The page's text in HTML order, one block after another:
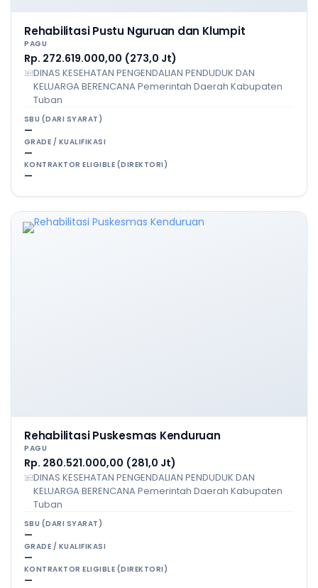
Rehabilitasi Pustu Nguruan dan Klumpit
PAGU
Rp. 272.619.000,00 (273,0 Jt)
DINAS KESEHATAN PENGENDALIAN PENDUDUK DAN
KELUARGA BERENCANA Pemerintah Daerah Kabupaten
Tuban
SBU (DARI SYARAT)
—
GRADE / KUALIFIKASI
—
KONTRAKTOR ELIGIBLE (DIREKTORI)
—
Rehabilitasi Puskesmas Kenduruan
PAGU
Rp. 280.521.000,00 (281,0 Jt)
DINAS KESEHATAN PENGENDALIAN PENDUDUK DAN
KELUARGA BERENCANA Pemerintah Daerah Kabupaten
Tuban
SBU (DARI SYARAT)
—
GRADE / KUALIFIKASI
—
KONTRAKTOR ELIGIBLE (DIREKTORI)
—